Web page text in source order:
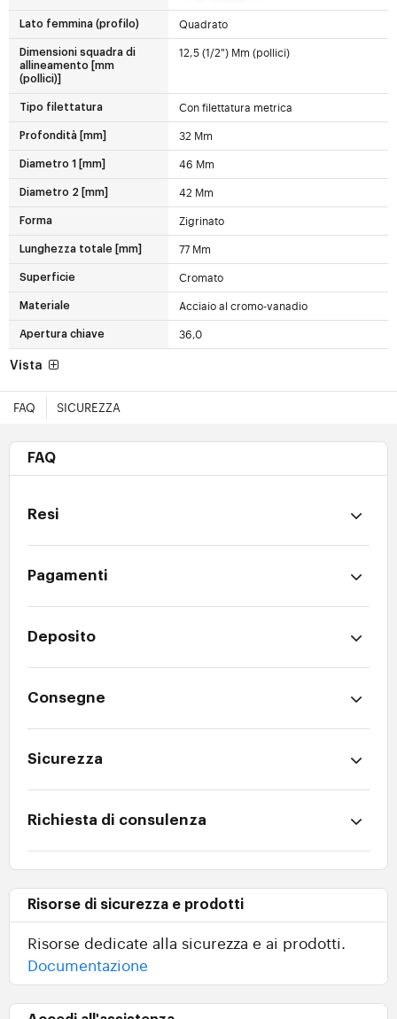
Lato femmina (profilo) Quadrato
Dimensioni squadra di
allineamento [mm
(pollici)]
12,5 (1/2") Mm (pollici)
Tipo filettatura Con filettatura metrica
Profondità [mm] 32 Mm
Diametro 1 [mm] 46 Mm
Diametro 2 [mm] 42 Mm
Forma Zigrinato
Lunghezza totale [mm] 77 Mm
Superficie Cromato
Materiale Acciaio al cromo-vanadio
Apertura chiave 36,0
Vista
FAQ SICUREZZA
FAQ
Resi
Pagamenti
Deposito
Consegne
Sicurezza
Richiesta di consulenza
Risorse di sicurezza e prodotti
Risorse dedicate alla sicurezza e ai prodotti.
Documentazione